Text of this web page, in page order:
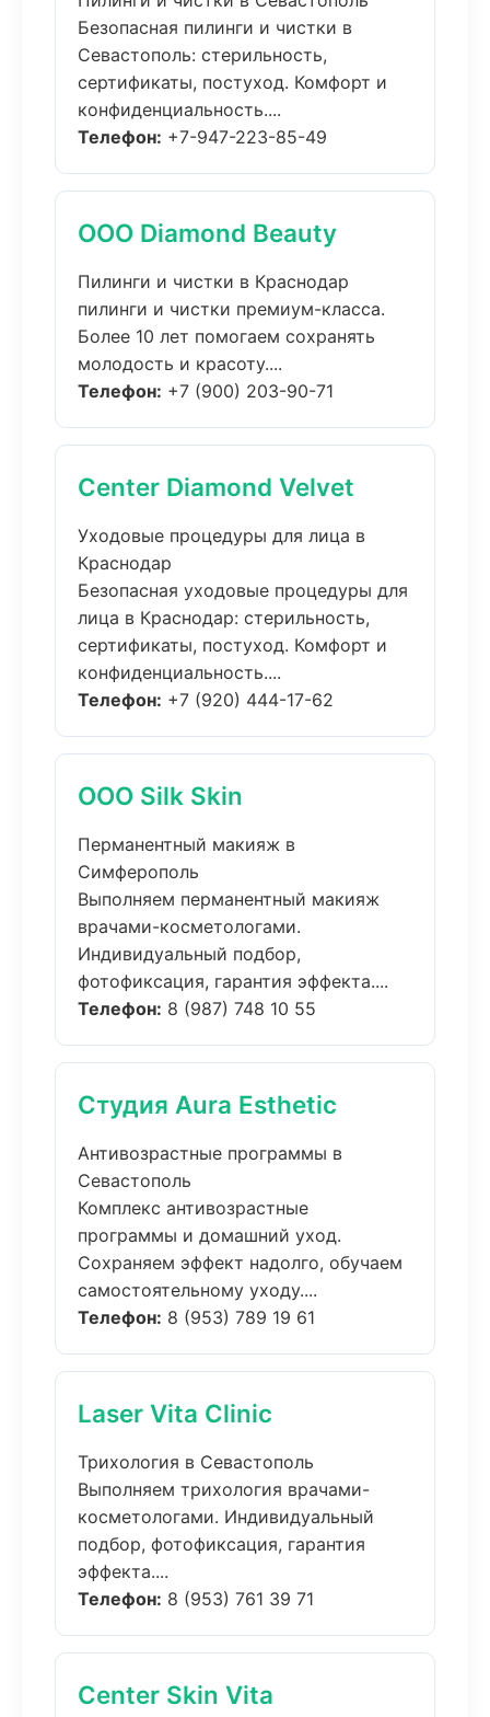
Безопасная пилинги и чистки в
Севастополь: стерильность,
сертификаты, постуход. Комфорт и
конфиденциальность....
Телефон: +7-947-223-85-49
ООО Diamond Beauty
Пилинги и чистки в Краснодар
пилинги и чистки премиум-класса.
Более 10 лет помогаем сохранять
молодость и красоту....
Телефон: +7 (900) 203-90-71
Center Diamond Velvet
Уходовые процедуры для лица в
Краснодар
Безопасная уходовые процедуры для
лица в Краснодар: стерильность,
сертификаты, постуход. Комфорт и
конфиденциальность....
Телефон: +7 (920) 444-17-62
ООО Silk Skin
Перманентный макияж в
Симферополь
Выполняем перманентный макияж
врачами-косметологами.
Индивидуальный подбор,
фотофиксация, гарантия эффекта....
Телефон: 8 (987) 748 10 55
Студия Aura Esthetic
Антивозрастные программы в
Севастополь
Комплекс антивозрастные
программы и домашний уход.
Сохраняем эффект надолго, обучаем
самостоятельному уходу....
Телефон: 8 (953) 789 19 61
Laser Vita Clinic
Трихология в Севастополь
Выполняем трихология врачами-
косметологами. Индивидуальный
подбор, фотофиксация, гарантия
эффекта....
Телефон: 8 (953) 761 39 71
Center Skin Vita